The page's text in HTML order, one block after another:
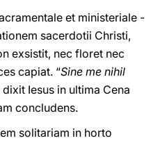
et ministeriale -
sacerdotii Christi,
exsistit, nec floret nec
capiat. “Sine me nihil
dixit Iesus in ultima Cena
concludens.
solitariam in horto